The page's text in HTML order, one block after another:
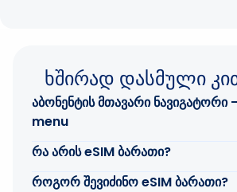
ხშირად დასმული
აბონენტის მთავარი ნავიგატორი
menu
რა არის eSIM ბარათი?
როგორ შევიძინო eSIM ბარათი?